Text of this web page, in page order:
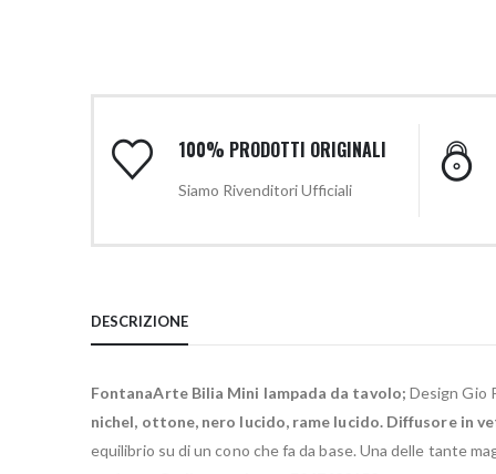
100% PRODOTTI ORIGINALI
Siamo Rivenditori Ufficiali
DESCRIZIONE
FontanaArte Bilia Mini lampada da tavolo; Design Gio
nichel, ottone, nero lucido, rame lucido. Diffusore in
equilibrio su di un cono che fa da base. Una delle tante